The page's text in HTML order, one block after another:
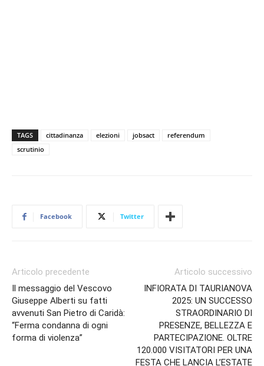
TAGS cittadinanza elezioni jobsact
referendum
scrutinio
Facebook Twitter
Articolo precedente
Il messaggio del Vescovo
Giuseppe Alberti su fatti
avvenuti San Pietro di Caridà:
“Ferma condanna di ogni
forma di violenza”
Articolo successivo
INFIORATA DI TAURIANOVA
2025: UN SUCCESSO
STRAORDINARIO DI
PRESENZE, BELLEZZA E
PARTECIPAZIONE. OLTRE
120.000 VISITATORI PER UNA
FESTA CHE LANCIA L’ESTATE